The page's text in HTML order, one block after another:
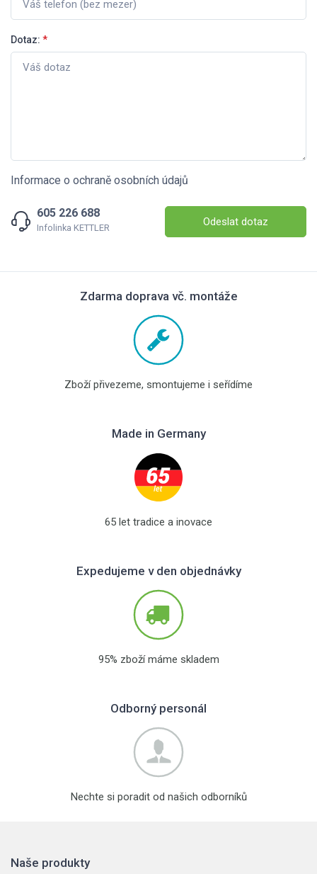
Dotaz: *
Informace o ochraně osobních údajů
605 226 688
Infolinka KETTLER Odeslat dotaz
Zdarma doprava vč. montáže
Zboží přivezeme, smontujeme i seřídíme
Made in Germany
65 let tradice a inovace
Expedujeme v den objednávky
95% zboží máme skladem
Odborný personál
Nechte si poradit od našich odborníků
Naše produkty